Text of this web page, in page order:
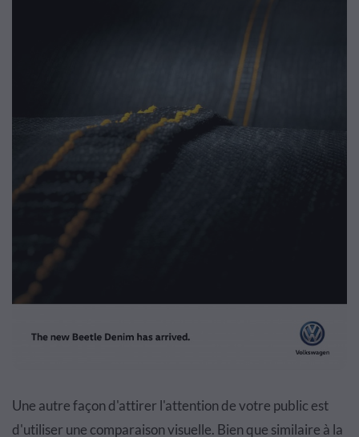
Une autre façon d'attirer l'attention de votre public est
d'utiliser une comparaison visuelle. Bien que similaire à la